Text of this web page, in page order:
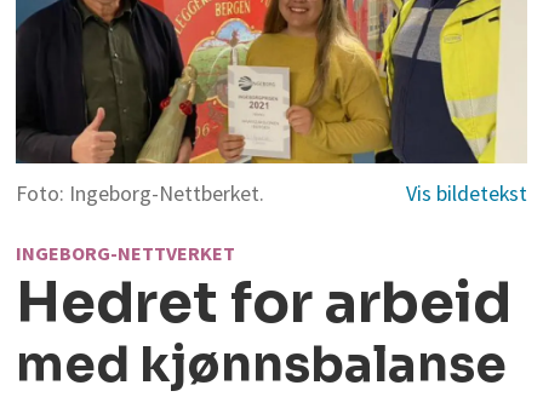
Foto: Ingeborg-Nettberket.
INGEBORG-NETTVERKET
Hedret for arbeid
med kjønnsbalanse